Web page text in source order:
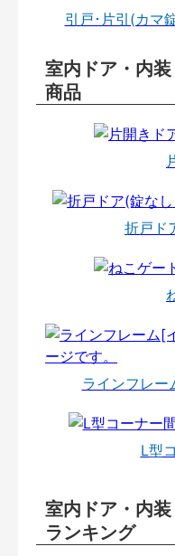
引戸･片引(カマ
室内ドア・内
商品
折戸ド
ラインフレ
L型
室内ドア・内
ランキング